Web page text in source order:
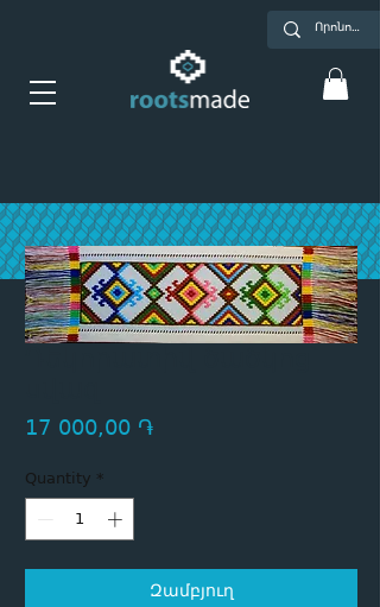
17 000,00 ֏Price
Quantity *
Զամբյուղ